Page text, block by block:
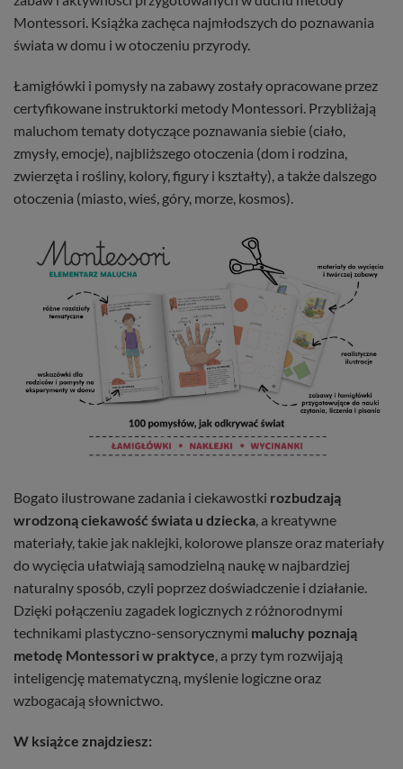
Montessori. Książka zachęca najmłodszych do poznawania
świata w domu i w otoczeniu przyrody.
Łamigłówki i pomysły na zabawy zostały opracowane przez
certyfikowane instruktorki metody Montessori. Przybliżają
maluchom tematy dotyczące poznawania siebie (ciało,
zmysły, emocje), najbliższego otoczenia (dom i rodzina,
zwierzęta i rośliny, kolory, figury i kształty), a także dalszego
otoczenia (miasto, wieś, góry, morze, kosmos).
Bogato ilustrowane zadania i ciekawostki rozbudzają
wrodzoną ciekawość świata u dziecka, a kreatywne
materiały, takie jak naklejki, kolorowe plansze oraz materiały
do wycięcia ułatwiają samodzielną naukę w najbardziej
naturalny sposób, czyli poprzez doświadczenie i działanie.
Dzięki połączeniu zagadek logicznych z różnorodnymi
technikami plastyczno-sensorycznymi maluchy poznają
metodę Montessori w praktyce, a przy tym rozwijają
inteligencję matematyczną, myślenie logiczne oraz
wzbogacają słownictwo.
W książce znajdziesz: